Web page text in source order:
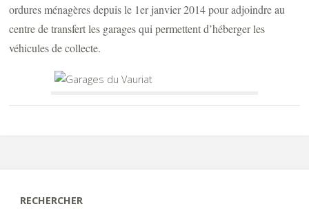
ordures ménagères depuis le 1er janvier 2014 pour adjoindre au
centre de transfert les garages qui permettent d’héberger les
véhicules de collecte.
RECHERCHER